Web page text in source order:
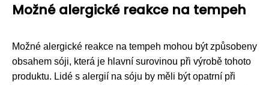
Možné alergické reakce na tempeh
Možné alergické reakce na tempeh mohou být způsobeny
obsahem sóji, která je hlavní surovinou při výrobě tohoto
produktu. Lidé s alergií na sóju by měli být opatrní při